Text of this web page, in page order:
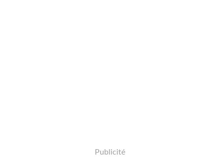
Publicité